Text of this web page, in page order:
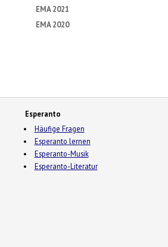
EMA 2021
EMA 2020
Esperanto
Häufige Fragen
Esperanto lernen
Esperanto-Musik
Esperanto-Literatur